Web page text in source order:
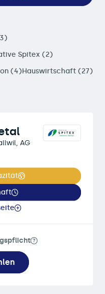
Spitex (2)
(4)Hauswirtschaft (27)
AG